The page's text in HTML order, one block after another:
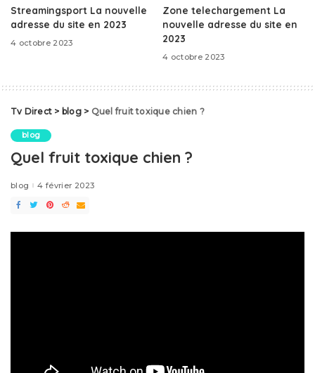
Streamingsport La nouvelle
adresse du site en 2023
4 octobre 2023
Zone telechargement La
nouvelle adresse du site en
2023
4 octobre 2023
Tv Direct > blog> Quel fruit toxique chien ?
blog
Quel fruit toxique chien ?
blog 4 février 2023